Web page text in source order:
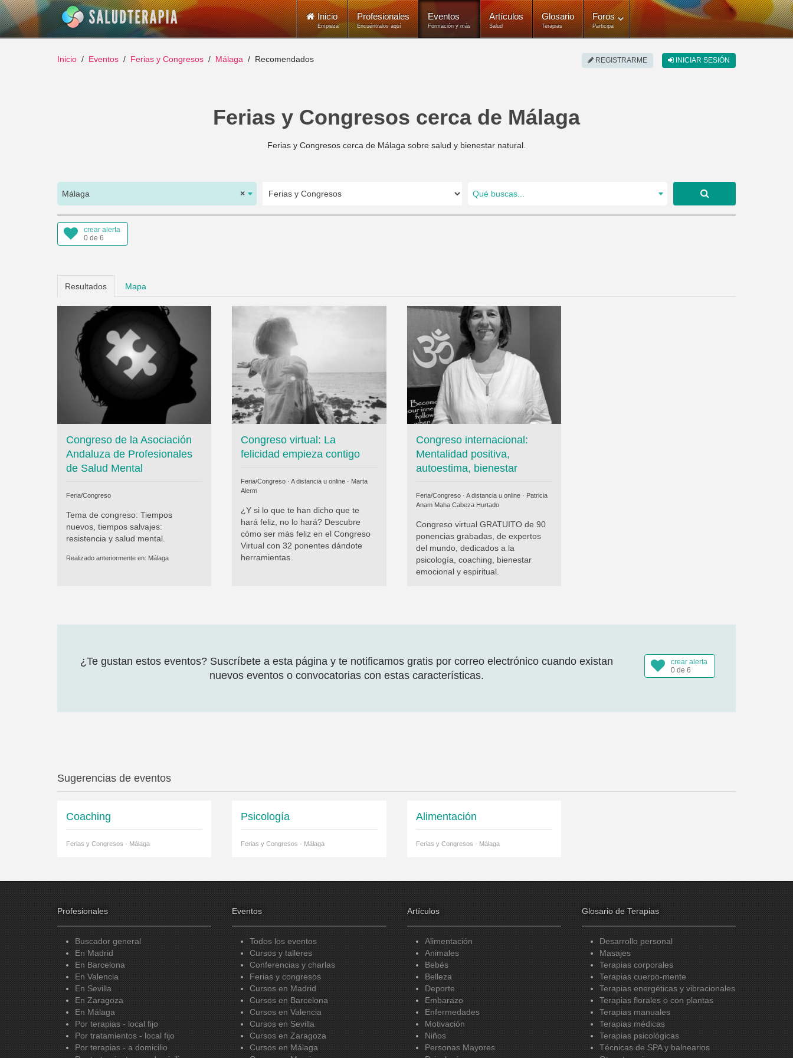
Inicio
Empieza
Profesionales
Encuéntralos aquí
Eventos
Formación y más
Artículos
Salud
Glosario
Terapias
Foros
Participa
REGISTRARME INICIAR SESIÓN
Inicio Eventos Ferias y Congresos Málaga Recomendados
Ferias y Congresos cerca de Málaga
Ferias y Congresos cerca de Málaga sobre salud y bienestar natural.
×
Málaga Qué buscas...
crear alerta
0 de 6
Resultados Mapa
Congreso de la Asociación
Andaluza de Profesionales
de Salud Mental
Feria/Congreso
Tema de congreso: Tiempos
nuevos, tiempos salvajes:
resistencia y salud mental.
Realizado anteriormente en: Málaga
Congreso virtual: La
felicidad empieza contigo
Feria/Congreso · A distancia u online · Marta
Alerm
¿Y si lo que te han dicho que te
hará feliz, no lo hará? Descubre
cómo ser más feliz en el Congreso
Virtual con 32 ponentes dándote
herramientas.
Congreso internacional:
Mentalidad positiva,
autoestima, bienestar
Feria/Congreso · A distancia u online · Patricia
Anam Maha Cabeza Hurtado
Congreso virtual GRATUITO de 90
ponencias grabadas, de expertos
del mundo, dedicados a la
psicología, coaching, bienestar
emocional y espiritual.
crear alerta
0 de 6
¿Te gustan estos eventos? Suscríbete a esta página y te notificamos gratis por correo electrónico cuando existan
nuevos eventos o convocatorias con estas características.
Sugerencias de eventos
Coaching
Ferias y Congresos · Málaga
Psicología
Ferias y Congresos · Málaga
Alimentación
Ferias y Congresos · Málaga
Profesionales
Buscador general
En Madrid
En Barcelona
En Valencia
En Sevilla
En Zaragoza
En Málaga
Por terapias - local fijo
Por tratamientos - local fijo
Por terapias - a domicilio
Eventos
Todos los eventos
Cursos y talleres
Conferencias y charlas
Ferias y congresos
Cursos en Madrid
Cursos en Barcelona
Cursos en Valencia
Cursos en Sevilla
Cursos en Zaragoza
Cursos en Málaga
Artículos
Alimentación
Animales
Bebés
Belleza
Deporte
Embarazo
Enfermedades
Motivación
Niños
Personas Mayores
Glosario de Terapias
Desarrollo personal
Masajes
Terapias corporales
Terapias cuerpo-mente
Terapias energéticas y vibracionales
Terapias florales o con plantas
Terapias manuales
Terapias médicas
Terapias psicológicas
Técnicas de SPA y balnearios